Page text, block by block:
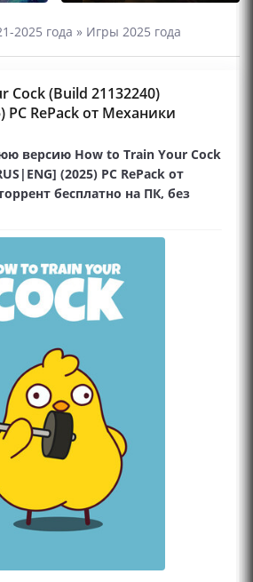
2025 года » Игры 2025 года
Cock (Build 21132240)
PC RePack от Механики
версию How to Train Your Cock
(2025) PC RePack от
бесплатно на ПК, без